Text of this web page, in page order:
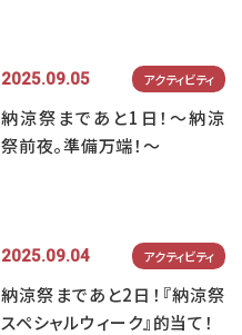
2025.09.05 アクティビティ
納涼祭まであと1日！～納涼
祭前夜。準備万端！～
2025.09.04 アクティビティ
納涼祭まであと2日！『納涼祭
スペシャルウィーク』的当て！